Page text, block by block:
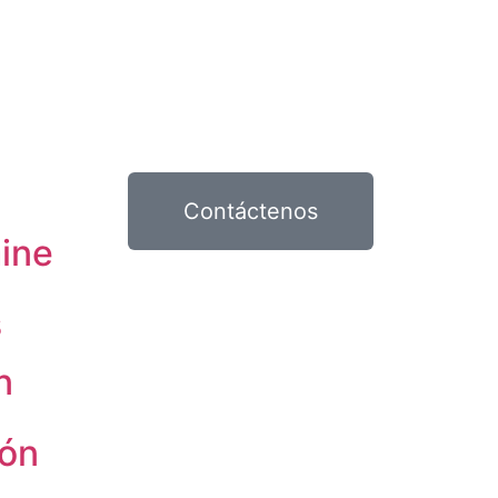
Contáctenos